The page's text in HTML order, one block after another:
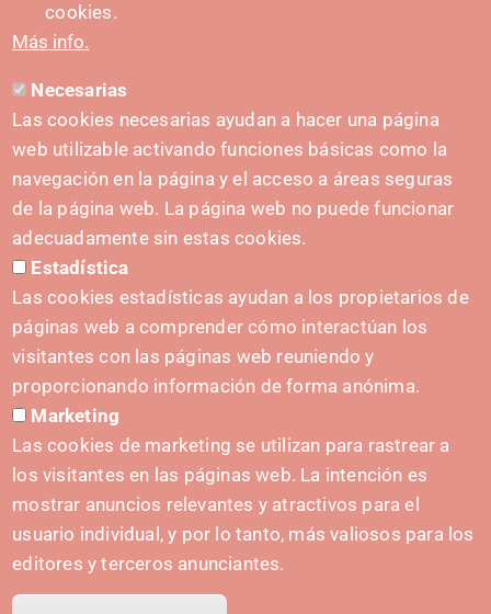
HARREMANETARAKO
hola@irisnavarra.com
(+34) 628 23 12 32
C. del Sadar, 31006 Pamplona
Harremanetarako formularioa
Prentsa-kita
HASIERA EMATEA
Navarra Cybersecurity Center
Spain Living Lab
Ekintzailetza babestea
cookies.
Más info.
Necesarias
Las cookies necesarias ayudan a hacer una página
web utilizable activando funciones básicas como la
navegación en la página y el acceso a áreas seguras
de la página web. La página web no puede funcionar
adecuadamente sin estas cookies.
Estadística
Las cookies estadísticas ayudan a los propietarios de
páginas web a comprender cómo interactúan los
visitantes con las páginas web reuniendo y
proporcionando información de forma anónima.
Marketing
Las cookies de marketing se utilizan para rastrear a
los visitantes en las páginas web. La intención es
mostrar anuncios relevantes y atractivos para el
usuario individual, y por lo tanto, más valiosos para los
editores y terceros anunciantes.